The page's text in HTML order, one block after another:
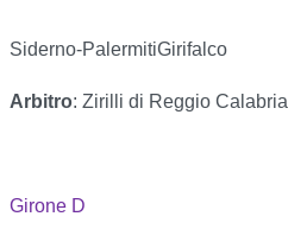
Siderno-PalermitiGirifalco
Arbitro: Zirilli di Reggio Calabria
Girone D